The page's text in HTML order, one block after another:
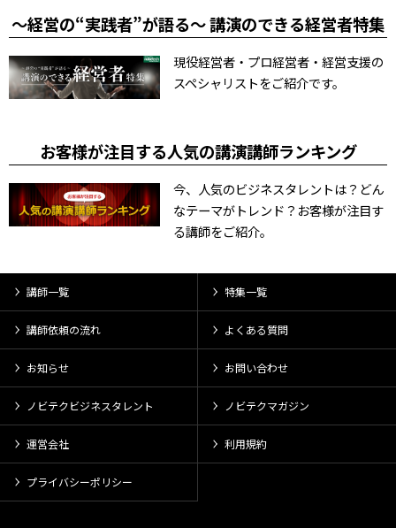
～経営の“実践者”が語る～ 講演のできる経営者特集
現役経営者・プロ経営者・経営支援の
スペシャリストをご紹介です。
お客様が注目する人気の講演講師ランキング
今、人気のビジネスタレントは？どん
なテーマがトレンド？お客様が注目す
る講師をご紹介。
講師一覧 特集一覧
講師依頼の流れ よくある質問
お知らせ お問い合わせ
ノビテクビジネスタレント ノビテクマガジン
運営会社 利用規約
プライバシーポリシー